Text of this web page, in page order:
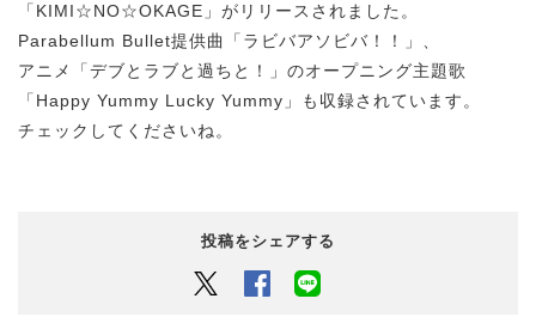
「KIMI☆NO☆OKAGE」がリリースされました。
Parabellum Bullet提供曲「ラビバアソビバ！！」、
アニメ「デブとラブと過ちと！」のオープニング主題歌
「Happy Yummy Lucky Yummy」も収録されています。
チェックしてくださいね。
投稿をシェアする
Twitter Facebook